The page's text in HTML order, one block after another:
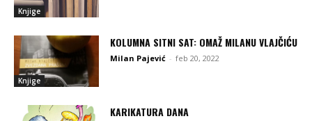
Knjige
Knjige
KOLUMNA SITNI SAT: OMAŽ MILANU VLAJČIĆU
Milan Pajević - feb 20, 2022
KARIKATURA DANA